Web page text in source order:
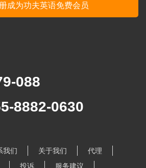
088
8882-0630
我们 关于我们
代理
投诉 服务建议